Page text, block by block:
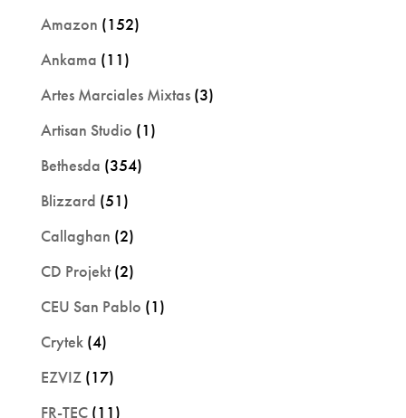
Amazon (152)
Ankama (11)
Artes Marciales Mixtas(3)
Artisan Studio (1)
Bethesda (354)
Blizzard (51)
Callaghan (2)
CD Projekt(2)
CEU San Pablo (1)
Crytek(4)
EZVIZ(17)
FR-TEC(11)